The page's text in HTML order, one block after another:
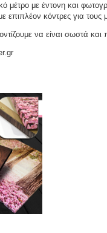
με έντονη και
κόντρες για
να είναι σωστά και